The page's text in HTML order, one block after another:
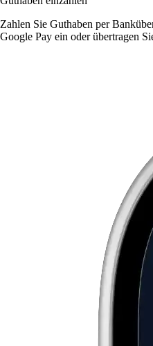
Zahlen Sie Guthaben per
Google Pay ein oder übertragen